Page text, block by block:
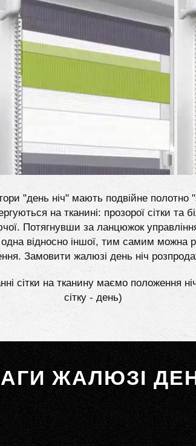
"день ніч" мають подвійне полотно
на тканині: прозорої сітки та
Потягнувши за ланцюжок
відносно іншої, тим самим можна
Замовити жалюзі день ніч
сітки на тканину маємо положення
сітку - день)
ЖАЛЮЗІ